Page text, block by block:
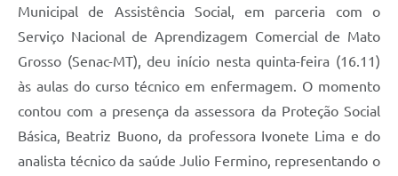
Municipal de Assistência Social, em parceria com o
Serviço Nacional de Aprendizagem Comercial de Mato
Grosso (Senac-MT), deu início nesta quinta-feira (16.11)
às aulas do curso técnico em enfermagem. O momento
contou com a presença da assessora da Proteção Social
Básica, Beatriz Buono, da professora Ivonete Lima e do
analista técnico da saúde Julio Fermino, representando o